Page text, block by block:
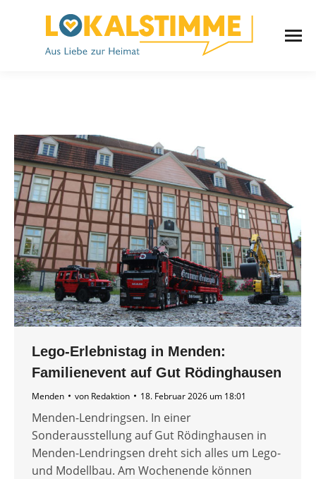
Lego-Erlebnistag in Menden:
Familienevent auf Gut Rödinghausen
Menden von Redaktion 18. Februar 2026 um 18:01
Menden-Lendringsen. In einer
Sonderausstellung auf Gut Rödinghausen in
Menden-Lendringsen dreht sich alles um Lego-
und Modellbau. Am Wochenende können